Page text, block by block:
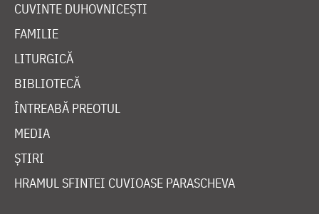
CUVINTE DUHOVNICEȘTI
FAMILIE
LITURGICĂ
BIBLIOTECĂ
ÎNTREABĂ PREOTUL
MEDIA
ȘTIRI
HRAMUL SFINTEI CUVIOASE PARASCHEVA